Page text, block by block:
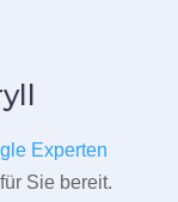
Experten
Sie bereit.